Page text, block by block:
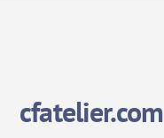
cfatelier.com